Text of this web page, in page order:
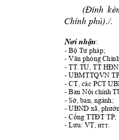
(Đính
Chính phủ)./.
Nơi nhận:
- Bộ Tư pháp;
- Văn phòng C
- TT.TU, TT HĐ
- UBMTTQVN
- CT, các PCT UB
- Ban Nội chính
- Sở, ban, ngành;
- UBND xã ,
- Cổng TTĐT TP;
- Lưu: VT, HTT.